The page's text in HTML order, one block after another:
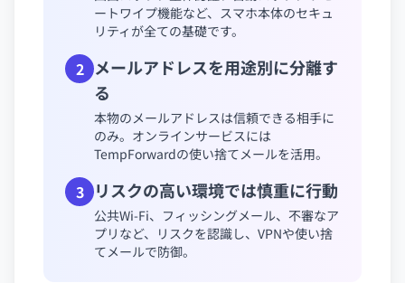
ートワイプ機能など、スマホ本体のセキュ
リティが全ての基礎です。
2 メールアドレスを用途別に分離す
る
本物のメールアドレスは信頼できる相手に
のみ。オンラインサービスには
TempForwardの使い捨てメールを活用。
3 リスクの高い環境では慎重に行動
公共Wi-Fi、フィッシングメール、不審なア
プリなど、リスクを認識し、VPNや使い捨
てメールで防御。